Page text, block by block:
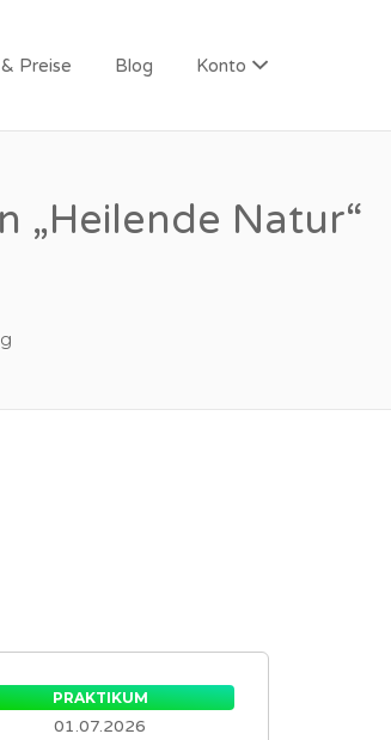
Preise Blog Konto
„Heilende Natur“
PRAKTIKUM
01.07.2026